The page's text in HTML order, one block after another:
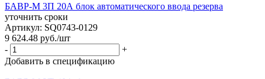
БАВР-М 3П 20А блок автоматического ввода резерва
уточнить сроки
Артикул: SQ0743-0129
9 624.48 руб./шт
-
+
Добавить в спецификацию